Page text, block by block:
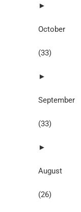
►
October
(33)
►
September
(33)
►
August
(26)